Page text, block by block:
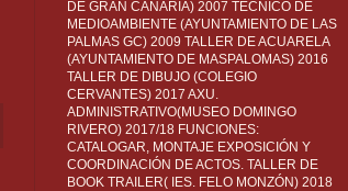
DE GRAN CANARIA) 2007 TÉCNICO DE
MEDIOAMBIENTE (AYUNTAMIENTO DE LAS
PALMAS GC) 2009 TALLER DE ACUARELA
(AYUNTAMIENTO DE MASPALOMAS) 2016
TALLER DE DIBUJO (COLEGIO
CERVANTES) 2017 AXU.
ADMINISTRATIVO(MUSEO DOMINGO
RIVERO) 2017/18 FUNCIONES:
CATALOGAR, MONTAJE EXPOSICIÓN Y
COORDINACIÓN DE ACTOS. TALLER DE
BOOK TRAILER( IES. FELO MONZÓN) 2018